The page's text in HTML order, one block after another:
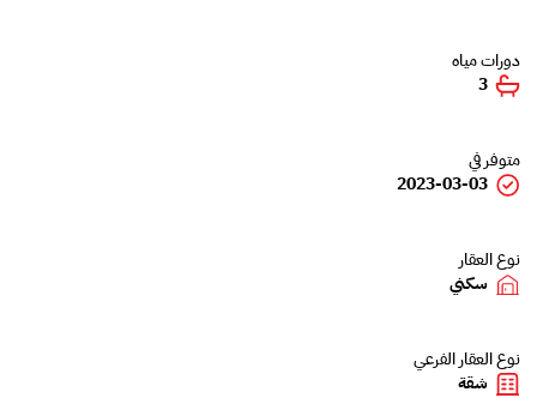
دورات مياه
3
متوفر في
2023-03-03
نوع العقار
سكني
نوع العقار الفرعي
شقة